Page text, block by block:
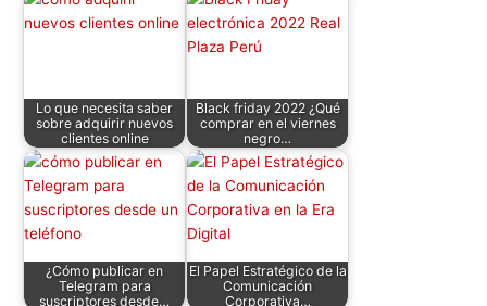
s
p
p
e
o
o
k
er e
dI
n
di
t
e l
Lo que necesita saber
sobre adquirir nuevos
clientes online
Black friday 2022 ¿Qué
comprar en el viernes
negro…
¿Cómo publicar en
Telegram para
suscriptores desde…
El Papel Estratégico de la
Comunicación
Corporativa…